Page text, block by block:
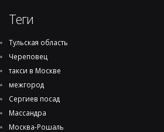
Теги
Тульская область
Череповец
такси в Москве
межгород
Сергиев посад
Массандра
Москва-Рошаль